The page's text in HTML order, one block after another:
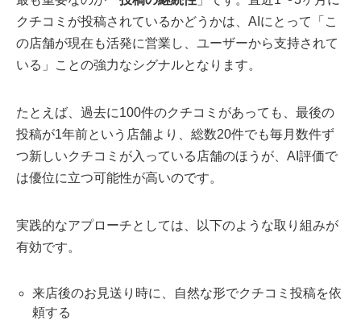
クチコミが投稿されているかどうかは、AIにとって「こ
の店舗が現在も活発に営業し、ユーザーから支持されて
いる」ことの強力なシグナルとなります。
たとえば、過去に100件のクチコミがあっても、最後の
投稿が1年前という店舗より、総数20件でも毎月数件ず
つ新しいクチコミが入っている店舗のほうが、AI評価で
は優位に立つ可能性が高いのです。
実践的なアプローチとしては、以下のような取り組みが
有効です。
来店後のお見送り時に、自然な形でクチコミ投稿を依
頼する